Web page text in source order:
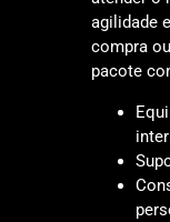
agilidade
compra
pacote